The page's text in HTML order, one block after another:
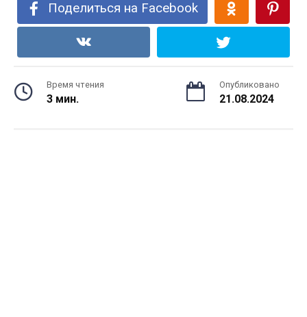
Поделиться на Facebook
Время чтения
3 мин.
Опубликовано
21.08.2024